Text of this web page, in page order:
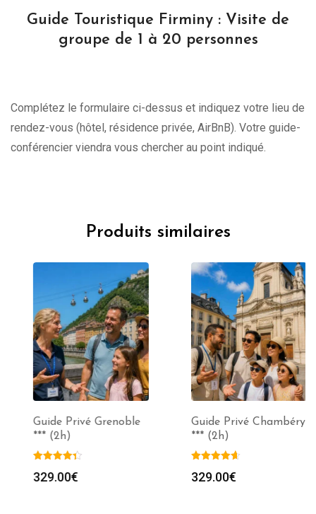
Guide Touristique Firminy : Visite de
groupe de 1 à 20 personnes
Complétez le formulaire ci-dessus et indiquez votre lieu de
rendez-vous (hôtel, résidence privée, AirBnB). Votre guide-
conférencier viendra vous chercher au point indiqué.
Produits similaires
Guide Privé Grenoble
*** (2h)
329.00€
Guide Privé Chambéry
*** (2h)
329.00€